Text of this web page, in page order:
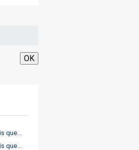
OK
que…
que…